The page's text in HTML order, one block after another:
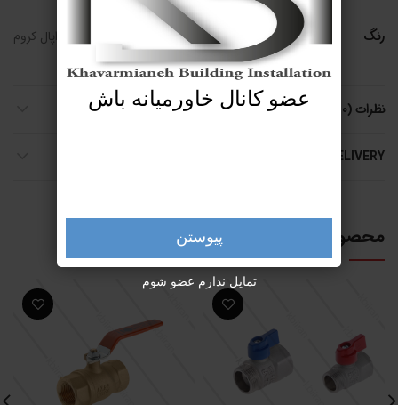
رنگ اپال طلایی, اپال کروم
نظرات (0)
SHIPPING & DELIVERY
محصولات مرتبط
عضو کانال خاورمیانه باش
پیوستن
تمایل ندارم عضو شوم